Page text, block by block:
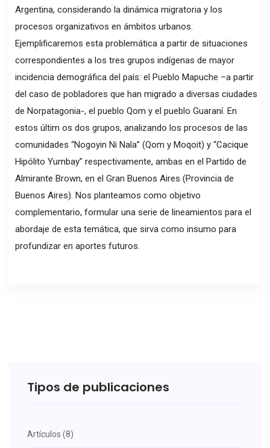
Argentina, considerando la dinámica migratoria y los
procesos organizativos en ámbitos urbanos.
Ejemplificaremos esta problemática a partir de situaciones
correspondientes a los tres grupos indígenas de mayor
incidencia demográfica del país: el Pueblo Mapuche –a partir
del caso de pobladores que han migrado a diversas ciudades
de Norpatagonia-, el pueblo Qom y el pueblo Guaraní. En
estos últim os dos grupos, analizando los procesos de las
comunidades “Nogoyin Ni Nala” (Qom y Moqoit) y “Cacique
Hipólito Yumbay” respectivamente, ambas en el Partido de
Almirante Brown, en el Gran Buenos Aires (Provincia de
Buenos Aires). Nos planteamos como objetivo
complementario, formular una serie de lineamientos para el
abordaje de esta temática, que sirva como insumo para
profundizar en aportes futuros.
Tipos de publicaciones
Artículos (8)